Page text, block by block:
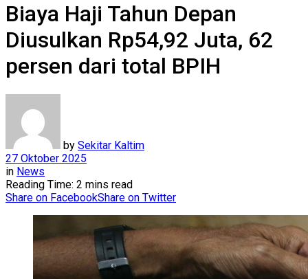
Biaya Haji Tahun Depan
Diusulkan Rp54,92 Juta, 62
persen dari total BPIH
by Sekitar Kaltim
27 Oktober 2025
in News
Reading Time: 2 mins read
Share on FacebookShare on Twitter